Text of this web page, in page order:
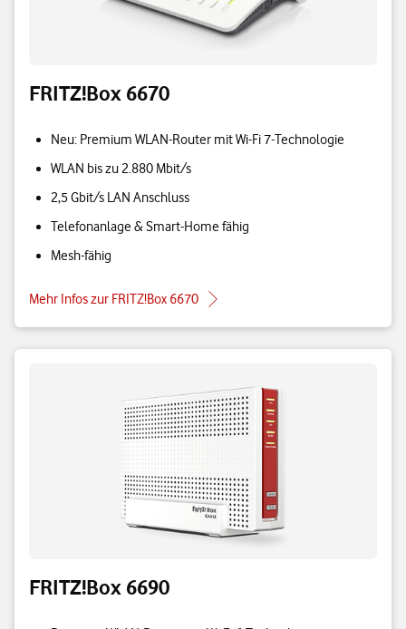
FRITZ!Box 6670
Neu: Premium WLAN-Router mit Wi-Fi 7-Technologie
WLAN bis zu 2.880 Mbit/s
2,5 Gbit/s LAN Anschluss
Telefonanlage & Smart-Home fähig
Mesh-fähig
Mehr Infos zur FRITZ!Box 6670
FRITZ!Box 6690